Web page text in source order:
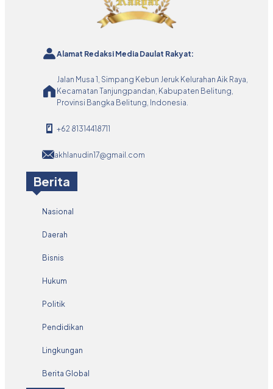
Alamat Redaksi Media Daulat Rakyat:
Jalan Musa 1, Simpang Kebun Jeruk Kelurahan Aik Raya,
Kecamatan Tanjungpandan, Kabupaten Belitung,
Provinsi Bangka Belitung, Indonesia.
+62 81314418711
akhlanudin17@gmail.com
Berita
Nasional
Daerah
Bisnis
Hukum
Politik
Pendidikan
Lingkungan
Berita Global